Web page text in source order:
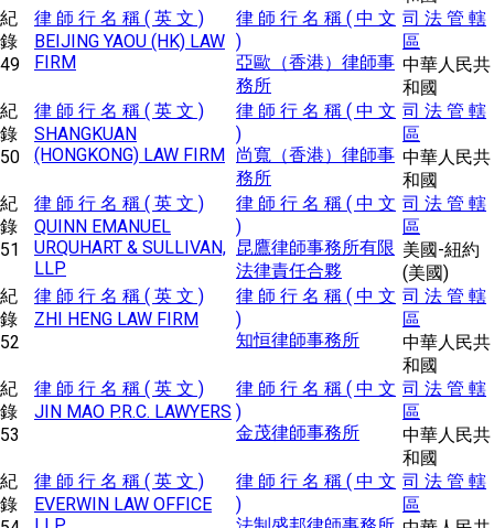
紀
錄
49
律 師 行 名 稱 ( 英 文 )
BEIJING YAOU (HK) LAW
FIRM
律 師 行 名 稱 ( 中 文
)
亞歐（香港）律師事
務所
司 法 管 轄
區
中華人民共
和國
紀
錄
50
律 師 行 名 稱 ( 英 文 )
SHANGKUAN
(HONGKONG) LAW FIRM
律 師 行 名 稱 ( 中 文
)
尚寬（香港）律師事
務所
司 法 管 轄
區
中華人民共
和國
紀
錄
51
律 師 行 名 稱 ( 英 文 )
QUINN EMANUEL
URQUHART & SULLIVAN,
LLP
律 師 行 名 稱 ( 中 文
)
昆鷹律師事務所有限
法律責任合夥
司 法 管 轄
區
美國-紐約
(美國)
紀
錄
52
律 師 行 名 稱 ( 英 文 )
ZHI HENG LAW FIRM
律 師 行 名 稱 ( 中 文
)
知恒律師事務所
司 法 管 轄
區
中華人民共
和國
紀
錄
53
律 師 行 名 稱 ( 英 文 )
JIN MAO P.R.C. LAWYERS
律 師 行 名 稱 ( 中 文
)
金茂律師事務所
司 法 管 轄
區
中華人民共
和國
紀
錄
律 師 行 名 稱 ( 英 文 )
EVERWIN LAW OFFICE
律 師 行 名 稱 ( 中 文
)
司 法 管 轄
區